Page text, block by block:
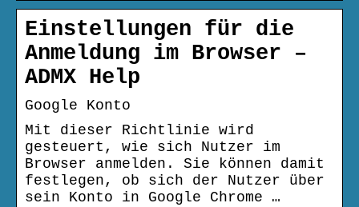
Einstellungen für die
Anmeldung im Browser –
ADMX Help
Google Konto
Mit dieser Richtlinie wird
gesteuert, wie sich Nutzer im
Browser anmelden. Sie können damit
festlegen, ob sich der Nutzer über
sein Konto in Google Chrome …